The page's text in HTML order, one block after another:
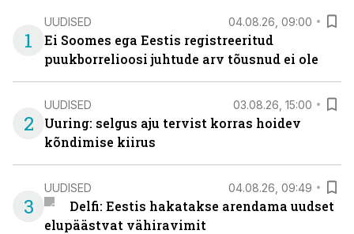
1
UUDISED 04.08.26, 09:00
Ei Soomes ega Eestis registreeritud
puukborrelioosi juhtude arv tõusnud ei ole
2
UUDISED 03.08.26, 15:00
Uuring: selgus aju tervist korras hoidev
kõndimise kiirus
3
UUDISED 04.08.26, 09:49
Delfi: Eestis hakatakse arendama uudset
elupäästvat vähiravimit